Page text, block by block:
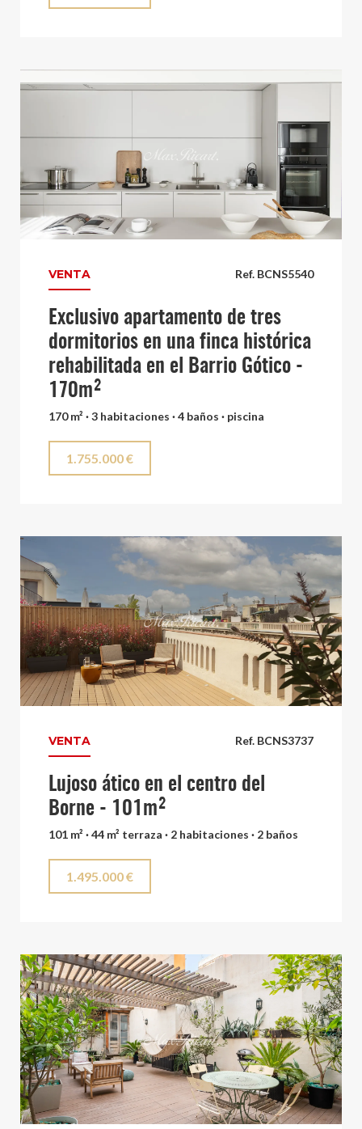
Ref. BCNS5540
VENTA
Exclusivo apartamento de tres
dormitorios en una finca histórica
rehabilitada en el Barrio Gótico -
170m²
170 m² · 3 habitaciones · 4 baños · piscina
1.755.000 €
Ref. BCNS3737
VENTA
Lujoso ático en el centro del
Borne - 101m²
101 m² · 44 m² terraza · 2 habitaciones · 2 baños
1.495.000 €